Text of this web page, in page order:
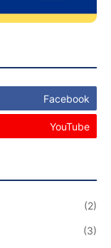
Facebook
YouTube
(2)
(3)